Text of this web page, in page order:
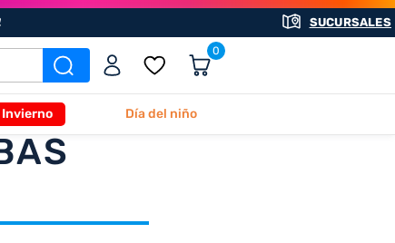
SUCURSALES
0
Invierno Día del niño